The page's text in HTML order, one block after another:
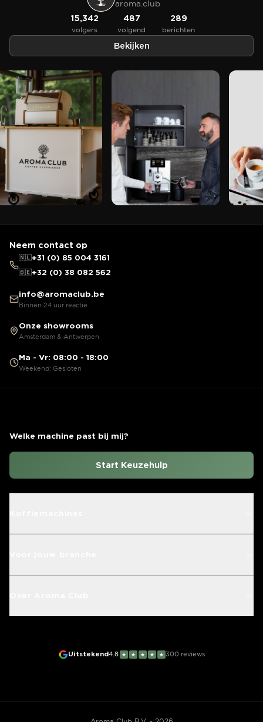
aroma.club
15,342
volgers
487
volgend
289
berichten
Bekijken
Neem contact op
🇳🇱+31 (0) 85 004 3161
🇧🇪+32 (0) 38 082 562
info@aromaclub.be
Binnen 24 uur reactie
Onze showrooms
Amsterdam & Antwerpen
Ma - Vr: 08:00 - 18:00
Weekend: Gesloten
Welke machine past bij mij?
Start Keuzehulp
Uitstekend4.8 ★ ★ ★ ★ ★ 300 reviews